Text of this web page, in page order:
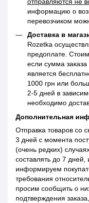
информацию о
перевозчиком
Доставка в
Rozetka
предоплате.
если сумма
является
1000 грн или
2-5 дней в
необходимо
Дополнительная
Отправка товаров со
3 дней с момента
(очень редких)
составлять до 7 дней,
информируем
требования
просим сообщить о
подтверждения